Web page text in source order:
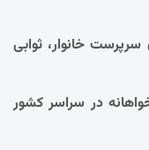
خانوار، ثوابی
در سراسر کشور